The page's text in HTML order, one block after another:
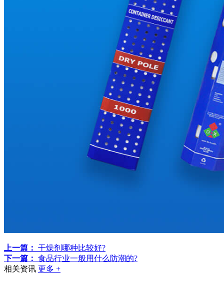
上一篇： 干燥剂哪种比较好?
下一篇： 食品行业一般用什么防潮的?
相关资讯 更多 +